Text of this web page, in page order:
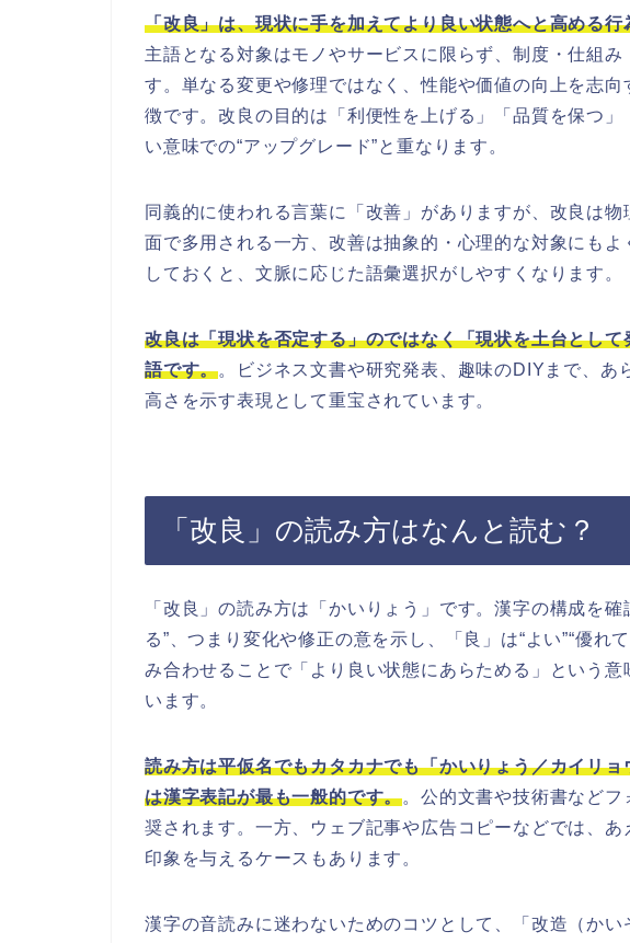
「改良」は、現状に手を加えてより良い状態へと高める
主語となる対象はモノやサービスに限らず、制度・仕組み
す。単なる変更や修理ではなく、性能や価値の向上を志
徴です。改良の目的は「利便性を上げる」「品質を保つ
い意味での“アップグレード”と重なります。
同義的に使われる言葉に「改善」がありますが、改良は
面で多用される一方、改善は抽象的・心理的な対象にも
しておくと、文脈に応じた語彙選択がしやすくなります。
改良は「現状を否定する」のではなく「現状を土台とし
語です。。ビジネス文書や研究発表、趣味のDIYまで、あ
高さを示す表現として重宝されています。
「改良」の読み方はなんと読む？
「改良」の読み方は「かいりょう」です。漢字の構成を
る”、つまり変化や修正の意を示し、「良」は“よい”“優れ
み合わせることで「より良い状態にあらためる」という
います。
読み方は平仮名でもカタカナでも「かいりょう／カイリ
は漢字表記が最も一般的です。。公的文書や技術書など
奨されます。一方、ウェブ記事や広告コピーなどでは、
印象を与えるケースもあります。
漢字の音読みに迷わないためのコツとして、「改造（か